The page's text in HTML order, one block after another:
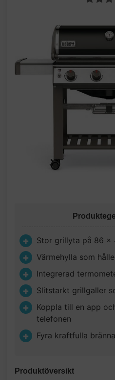
Stor grillyta på 86 x
Värmehylla som
Integrerad
Slitstarkt grillgaller
Koppla till en app
telefonen
Fyra kraftfulla
Produktöversikt